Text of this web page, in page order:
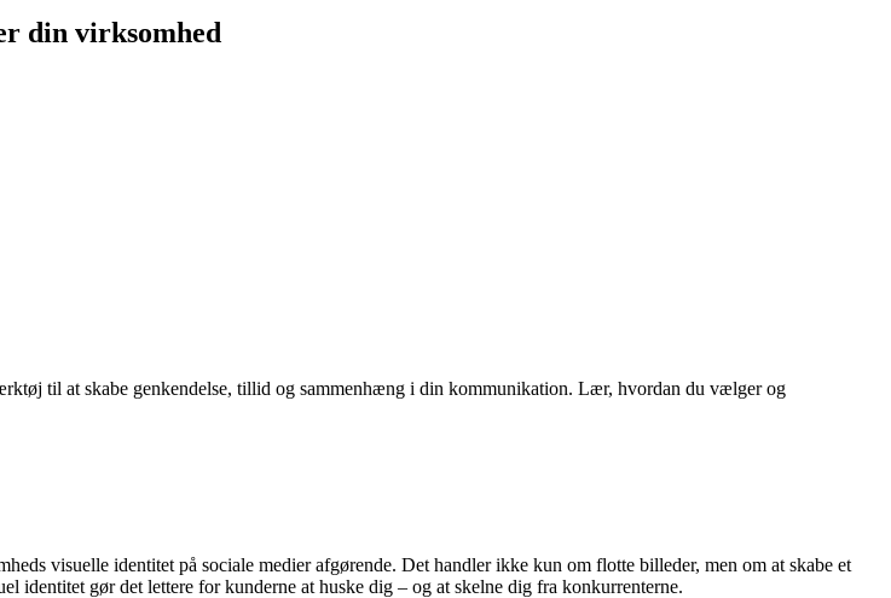
din virksomhed
til at skabe genkendelse, tillid og sammenhæng i din kommunikation. Lær, hvordan du vælger og
visuelle identitet på sociale medier afgørende. Det handler ikke kun om flotte billeder, men om at skabe et
gør det lettere for kunderne at huske dig – og at skelne dig fra konkurrenterne.